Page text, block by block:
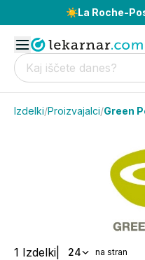
☀️La Roche-
Izdelki/Proizvajalci/Green
1 Izdelki 24 na stran